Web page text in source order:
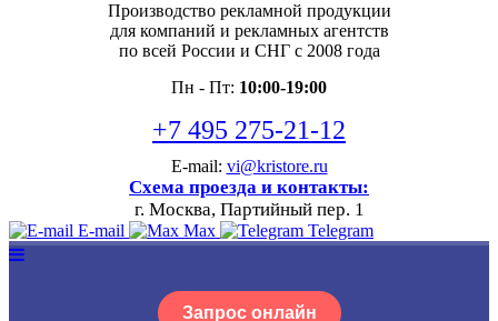
Производство рекламной продукции
для компаний и рекламных агентств
по всей России и СНГ с 2008 года
Пн - Пт: 10:00-19:00
+7 495 275-21-12
E-mail: vi@kristore.ru
Схема проезда и контакты:
г. Москва, Партийный пер. 1
E-mail Max Telegram
Запрос онлайн